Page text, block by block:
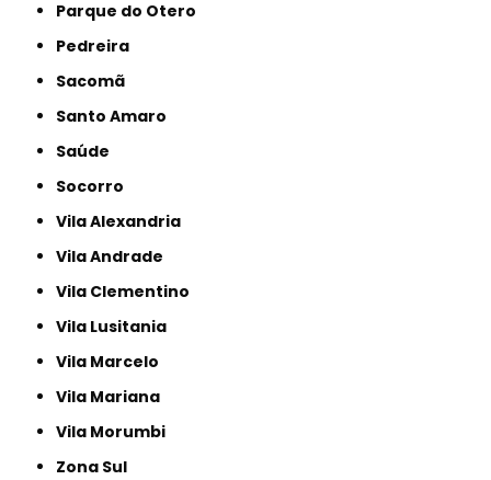
Parque do Otero
Pedreira
Sacomã
Santo Amaro
Saúde
Socorro
Vila Alexandria
Vila Andrade
Vila Clementino
Vila Lusitania
Vila Marcelo
Vila Mariana
Vila Morumbi
Zona Sul